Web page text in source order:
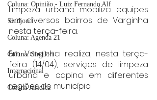
Coluna: Opinião - Luiz Fernando Alf
Sindjori
Coluna: Agenda 21
Coluna: SindJori
Internacional
Coluna Jurídica
Limpeza urbana mobiliza equipes
em diversos bairros de Varginha
nesta terça-feira.
Em Varginha realiza, nesta terça-
feira (14/04), serviços de limpeza
urbana e capina em diferentes
regiões do município.